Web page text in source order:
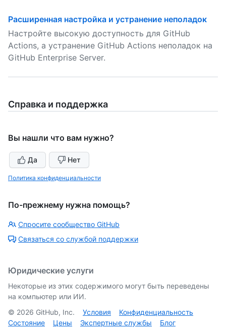
Расширенная настройка и устранение неполадок
Настройте высокую доступность для GitHub
Actions, а устранение GitHub Actions неполадок на
GitHub Enterprise Server.
Справка и поддержка
Вы нашли что вам нужно?
Да Нет
Политика конфиденциальности
По-прежнему нужна помощь?
Спросите сообщество GitHub
Связаться со службой поддержки
Юридические услуги
Некоторые из этих содержимого могут быть переведены
на компьютер или ИИ.
© 2026 GitHub, Inc. Условия
Конфиденциальность
Состояние
Цены Экспертные службы Блог